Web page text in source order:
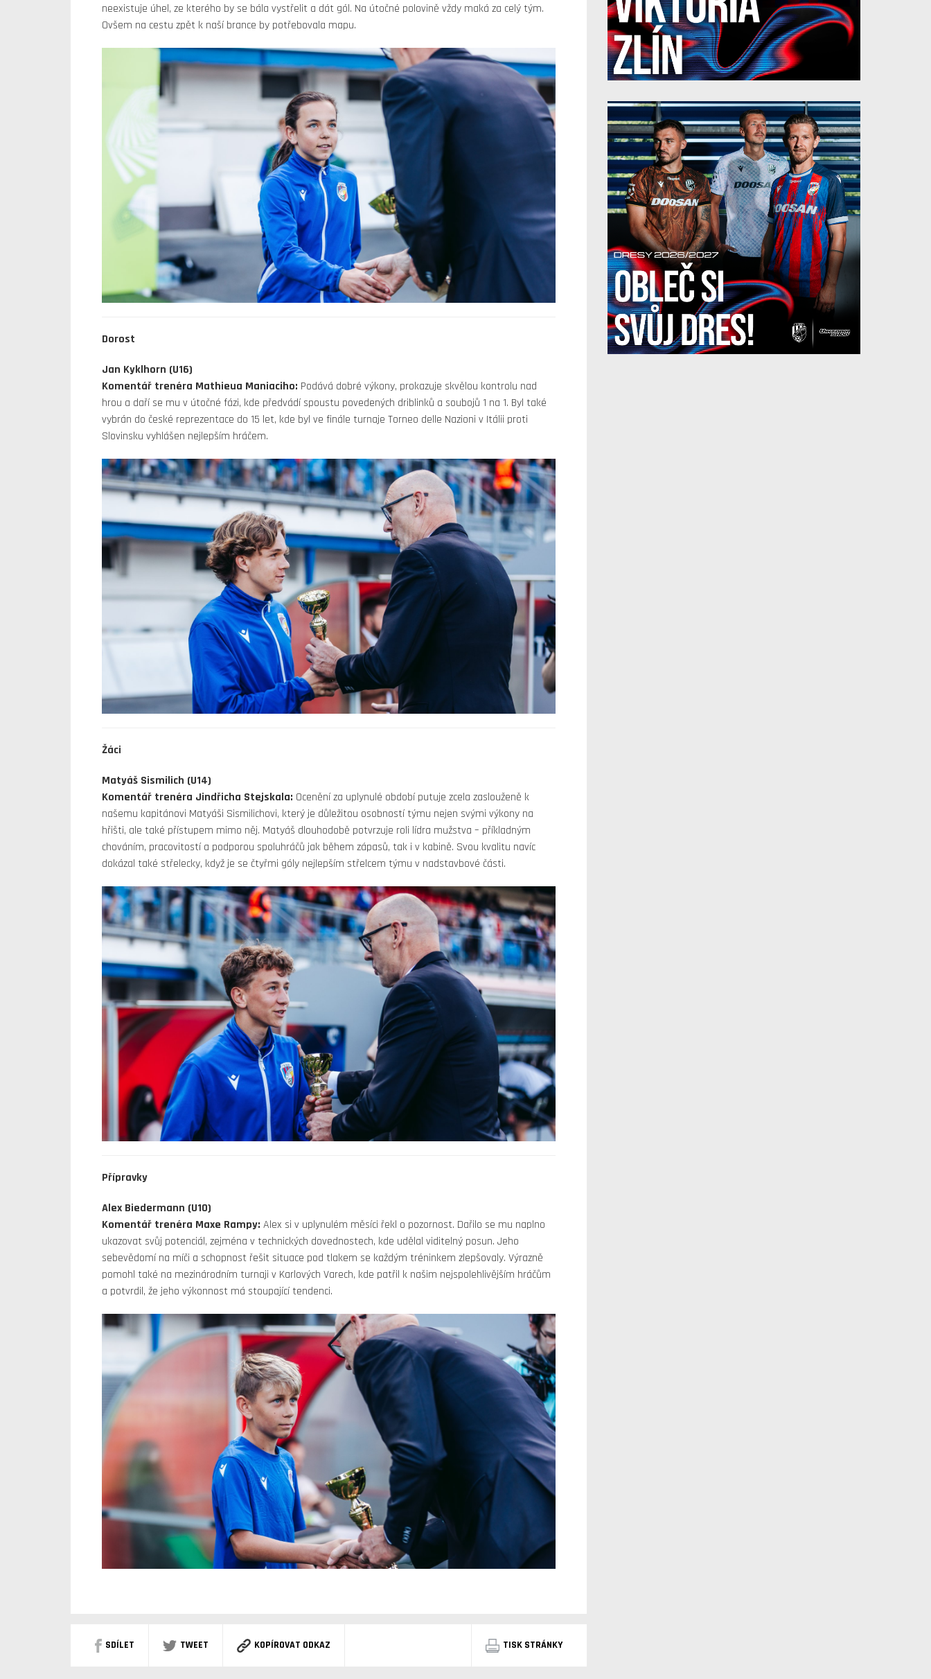
neexistuje úhel, ze kterého by se bála vystřelit a dát gól. Na útočné polovině vždy maká za celý tým.
Ovšem na cestu zpět k naší brance by potřebovala mapu.
Dorost
Jan Kyklhorn (U16)
Komentář trenéra Mathieua Maniaciho: Podává dobré výkony, prokazuje skvělou kontrolu nad
hrou a daří se mu v útočné fázi, kde předvádí spoustu povedených driblinků a soubojů 1 na 1. Byl také
vybrán do české reprezentace do 15 let, kde byl ve finále turnaje Torneo delle Nazioni v Itálii proti
Slovinsku vyhlášen nejlepším hráčem.
Žáci
Matyáš Sismilich (U14)
Komentář trenéra Jindřicha Stejskala: Ocenění za uplynulé období putuje zcela zaslouženě k
našemu kapitánovi Matyáši Sismilichovi, který je důležitou osobností týmu nejen svými výkony na
hřišti, ale také přístupem mimo něj. Matyáš dlouhodobě potvrzuje roli lídra mužstva – příkladným
chováním, pracovitostí a podporou spoluhráčů jak během zápasů, tak i v kabině. Svou kvalitu navíc
dokázal také střelecky, když je se čtyřmi góly nejlepším střelcem týmu v nadstavbové části.
Přípravky
Alex Biedermann (U10)
Komentář trenéra Maxe Rampy: Alex si v uplynulém měsíci řekl o pozornost. Dařilo se mu naplno
ukazovat svůj potenciál, zejména v technických dovednostech, kde udělal viditelný posun. Jeho
sebevědomí na míči a schopnost řešit situace pod tlakem se každým tréninkem zlepšovaly. Výrazně
pomohl také na mezinárodním turnaji v Karlových Varech, kde patřil k našim nejspolehlivějším hráčům
a potvrdil, že jeho výkonnost má stoupající tendenci.
SDÍLET TWEET KOPÍROVAT ODKAZ TISK STRÁNKY